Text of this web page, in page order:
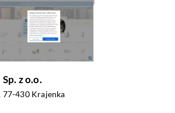
z o.o.
77-430 Krajenka